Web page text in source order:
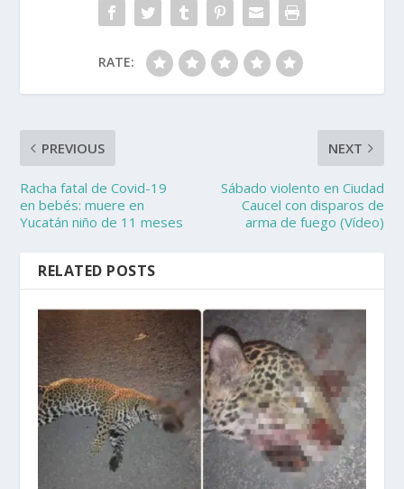
RATE:
PREVIOUS
Racha fatal de Covid-19
en bebés: muere en
Yucatán niño de 11 meses
NEXT
Sábado violento en Ciudad
Caucel con disparos de
arma de fuego (Vídeo)
RELATED POSTS